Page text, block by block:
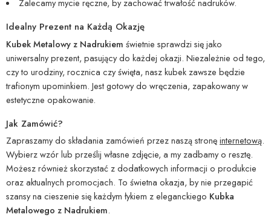
Zalecamy mycie ręczne, by zachować trwałość nadruków.
Idealny Prezent na Każdą Okazję
Kubek Metalowy z Nadrukiem świetnie sprawdzi się jako
uniwersalny prezent, pasujący do każdej okazji. Niezależnie od tego,
czy to urodziny, rocznica czy święta, nasz kubek zawsze będzie
trafionym upominkiem. Jest gotowy do wręczenia, zapakowany w
estetyczne opakowanie.
Jak Zamówić?
Zapraszamy do składania zamówień przez naszą stronęinternetową.
Wybierz wzór lub prześlij własne zdjęcie, a my zadbamy o resztę.
Możesz również skorzystać z dodatkowych informacji o produkcie
oraz aktualnych promocjach. To świetna okazja, by nie przegapić
szansy na cieszenie się każdym łykiem z eleganckiego Kubka
Metalowego z Nadrukiem.